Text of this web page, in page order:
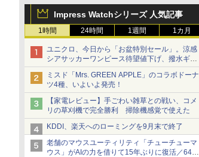
Impress Watchシリーズ 人気記事
1時間 24時間 1週間 1カ月
ユニクロ、今日から「お盆特別セール」。涼感
シアサッカーワンピース待望値下げ、撥水ギア
ショーツは1990円に
ミスド「Mrs. GREEN APPLE」のコラボドーナ
ツ4種、いよいよ発売！
【家電レビュー】手ごわい雑草との戦い、コメ
リの草刈機で完全勝利 掃除機感覚で使えた
KDDI、楽天へのローミングを9月末で終了
老舗のマウスユーティリティ「チューチューマ
ウス」がAIの力を借りて15年ぶりに復活／64bit